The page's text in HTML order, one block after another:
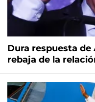
Dura respuesta de
rebaja de la